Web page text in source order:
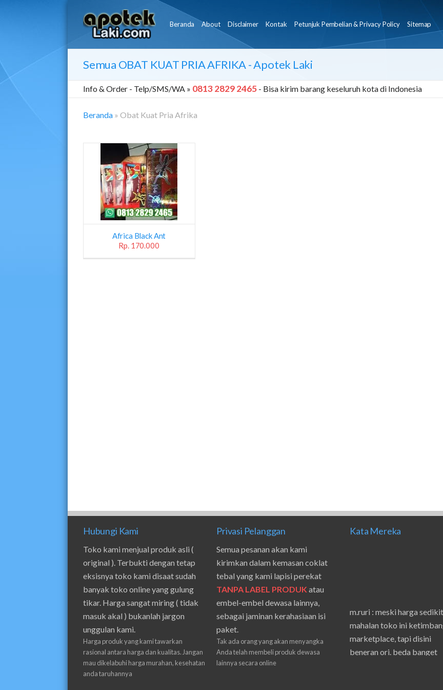
Beranda About Disclaimer Kontak Petunjuk Pembelian & Privacy Policy Sitemap
Semua OBAT KUAT PRIA AFRIKA- Apotek Laki
Info & Order - Telp/SMS/WA » 0813 2829 2465 - Bisa kirim barang keseluruh kota di Indonesia
Beranda » Obat Kuat Pria Afrika
Kuat
Pria
Afrika
Africa Black Ant
Rp. 170.000
Hubungi Kami
Toko kami menjual produk asli (
original ). Terbukti dengan tetap
eksisnya toko kami disaat sudah
banyak toko online yang gulung
tikar. Harga sangat miring ( tidak
masuk akal ) bukanlah jargon
unggulan kami.
Harga produk yang kami tawarkan
rasional antara harga dan kualitas. Jangan
mau dikelabuhi harga murahan, kesehatan
anda taruhannya
Privasi Pelanggan
Semua pesanan akan kami
kirimkan dalam kemasan coklat
tebal yang kami lapisi perekat
TANPA LABEL PRODUKatau
embel-embel dewasa lainnya,
sebagai jaminan kerahasiaan isi
paket.
Tak ada orang yang akan menyangka
Anda telah membeli produk dewasa
lainnya secara online
Kata Mereka
m.ruri : meski harga sedikit
mahalan toko ini ketimbang
marketplace, tapi disini
beneran ori. beda banget